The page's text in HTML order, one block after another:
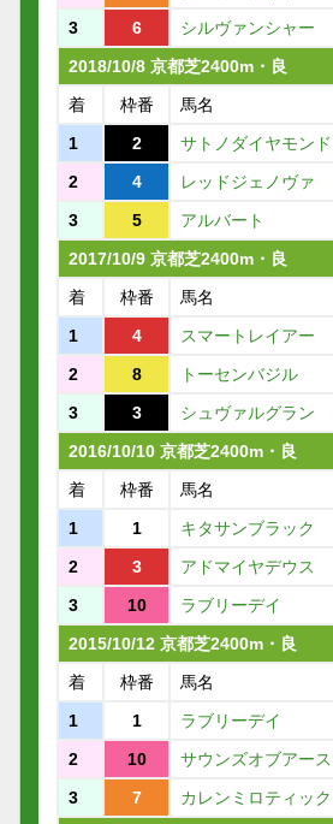
3
6 シルヴァンシャー
2018/10/8 京都芝2400m・良
着
枠番 馬名
1
2 サトノダイヤモンド
2
4 レッドジェノヴァ
3
5 アルバート
2017/10/9 京都芝2400m・良
着
枠番 馬名
1
4 スマートレイアー
2
8 トーセンバジル
3
3 シュヴァルグラン
2016/10/10 京都芝2400m・良
着
枠番 馬名
1
1 キタサンブラック
2
3 アドマイヤデウス
3
10 ラブリーデイ
2015/10/12 京都芝2400m・良
着
枠番 馬名
1
1 ラブリーデイ
2
10 サウンズオブアース
3
7 カレンミロティック